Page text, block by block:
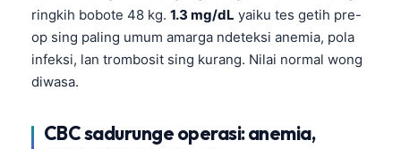
ringkih bobote 48 kg. 1.3 mg/dL yaiku tes getih pre-
op sing paling umum amarga ndeteksi anemia, pola
infeksi, lan trombosit sing kurang. Nilai normal wong
diwasa.
CBC sadurunge operasi: anemia,